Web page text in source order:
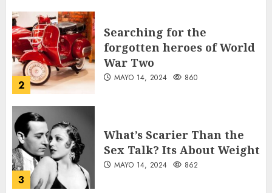
2
Searching for the
forgotten heroes of World
War Two
MAYO 14, 2024 860
3
What’s Scarier Than the
Sex Talk? Its About Weight
MAYO 14, 2024 862